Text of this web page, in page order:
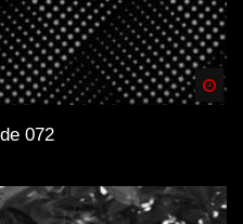
072